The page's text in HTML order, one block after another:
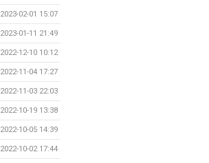
2023-02-01 15:07
2023-01-11 21:49
2022-12-10 10:12
2022-11-04 17:27
2022-11-03 22:03
2022-10-19 13:38
2022-10-05 14:39
2022-10-02 17:44